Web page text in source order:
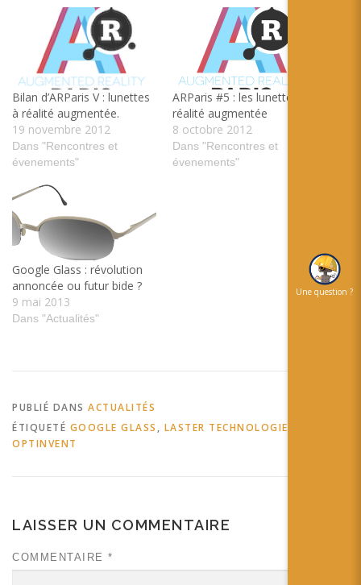
Bilan d’ARParis V : lunettes
à réalité augmentée.
19 novembre 2012
Dans "Rencontres et
évenements"
ARParis #5 : les lunettes de
réalité augmentée
8 octobre 2012
Dans "Rencontres et
évenements"
Google Glass : révolution
annoncée ou futur bide ?
9 mai 2013
Dans "Actualités"
PUBLIÉ DANS ACTUALITÉS
ÉTIQUETÉ GOOGLE GLASS , LASTER TECHNOLOGIES
OPTINVENT
LAISSER UN COMMENTAIRE
COMMENTAIRE *
Une question ?